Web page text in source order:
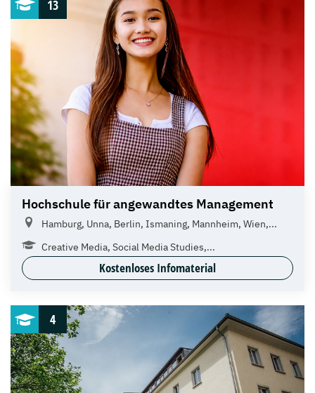
13
Hochschule für angewandtes Management
Hamburg, Unna, Berlin, Ismaning, Mannheim, Wien,...
Creative Media, Social Media Studies,...
Kostenloses Infomaterial
4